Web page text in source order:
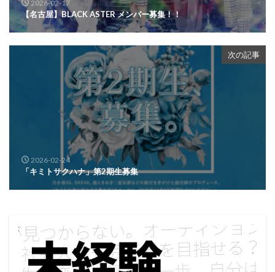
2026-02-17
【名古屋】BLACK ASTER メンバー募集！！
次の記事
2026-02-24
「キミトサクハナ」第2期生募集